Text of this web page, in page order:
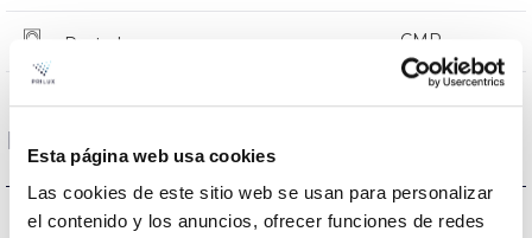
Esta página web usa cookies
Las cookies de este sitio web se usan para personalizar
el contenido y los anuncios, ofrecer funciones de redes
Prot. de com. para reprogr. CMR
Dimensiones y Montaje
Montaje Montaje en Báculo